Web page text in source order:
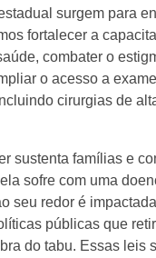
surgem para
fortalecer a
combater o
o acesso a
cirurgias de
sustenta famílias e
sofre com uma
seu redor é
públicas que
do tabu. Essas leis